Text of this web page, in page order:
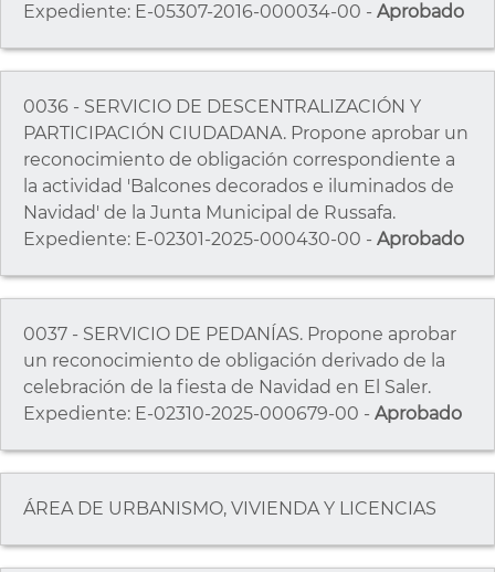
Expediente: E-05307-2016-000034-00 - Aprobado
0036 - SERVICIO DE DESCENTRALIZACIÓN Y
PARTICIPACIÓN CIUDADANA. Propone aprobar un
reconocimiento de obligación correspondiente a
la actividad 'Balcones decorados e iluminados de
Navidad' de la Junta Municipal de Russafa.
Expediente: E-02301-2025-000430-00 - Aprobado
0037 - SERVICIO DE PEDANÍAS. Propone aprobar
un reconocimiento de obligación derivado de la
celebración de la fiesta de Navidad en El Saler.
Expediente: E-02310-2025-000679-00 - Aprobado
ÁREA DE URBANISMO, VIVIENDA Y LICENCIAS